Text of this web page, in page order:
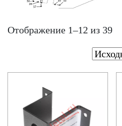
Отображение 1–12 из 39